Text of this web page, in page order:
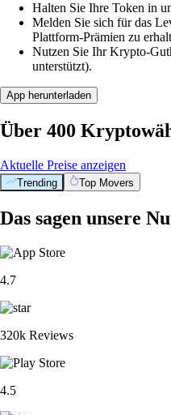
Halten Sie Ihre Token in
Melden Sie sich für das
Plattform-Prämien zu
Nutzen Sie Ihr Krypto-
unterstützt).
App herunterladen
Über 400
Aktuelle Preise anzeigen
Trending Top Movers
Das sagen unsere
4.7
320k Reviews
4.5